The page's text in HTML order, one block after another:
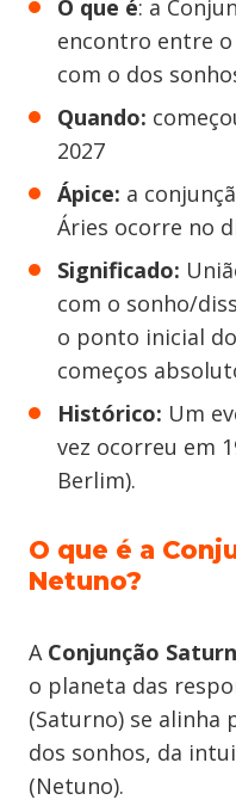
O que é: a
encontro entre
com o dos
Quando:
2027
Ápice: a
Áries ocorre no
Significado:
com o sonho/
o ponto inicial
começos
Histórico: Um
vez ocorreu em
Berlim).
O que é a
Netuno?
A Conjunção
o planeta das
(Saturno) se
dos sonhos, da
(Netuno).